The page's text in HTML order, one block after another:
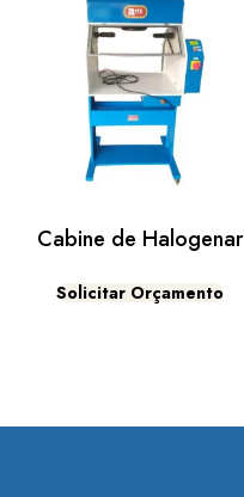
Cabine de Halogenar
Solicitar Orçamento